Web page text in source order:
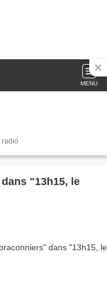
MENU
radio
"13h15, le